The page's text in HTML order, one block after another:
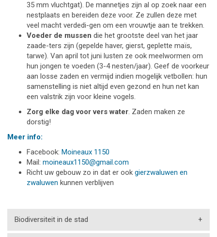
35 mm vluchtgat). De mannetjes zijn al op zoek naar een
nestplaats en bereiden deze voor. Ze zullen deze met
veel macht verdedi-gen om een vrouwtje aan te trekken.
Voeder de mussen die het grootste deel van het jaar
zaade-ters zijn (gepelde haver, gierst, geplette maïs,
tarwe). Van april tot juni lusten ze ook meelwormen om
hun jongen te voeden (3-4 nesten/jaar). Geef de voorkeur
aan losse zaden en vermijd indien mogelijk vetbollen: hun
samenstelling is niet altijd even gezond en hun net kan
een valstrik zijn voor kleine vogels.
Zorg elke dag voor vers water. Zaden maken ze
dorstig!
Meer info:
Facebook: Moineaux 1150
Mail: moineaux1150@gmail.com
Richt uw gebouw zo in dat er ook gierzwaluwen en
zwaluwen kunnen verblijven
Biodiversiteit in de stad +